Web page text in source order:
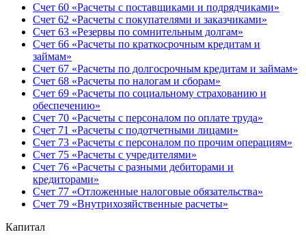
Счет 60 «Расчеты с поставщиками и подрядчиками»
Счет 62 «Расчеты с покупателями и заказчиками»
Счет 63 «Резервы по сомнительным долгам»
Счет 66 «Расчеты по краткосрочным кредитам и
займам»
Счет 67 «Расчеты по долгосрочным кредитам и займам»
Счет 68 «Расчеты по налогам и сборам»
Счет 69 «Расчеты по социальному страхованию и
обеспечению»
Счет 70 «Расчеты с персоналом по оплате труда»
Счет 71 «Расчеты с подотчетными лицами»
Счет 73 «Расчеты с персоналом по прочим операциям»
Счет 75 «Расчеты с учредителями»
Счет 76 «Расчеты с разными дебиторами и
кредиторами»
Счет 77 «Отложенные налоговые обязательства»
Счет 79 «Внутрихозяйственные расчеты»
Капитал